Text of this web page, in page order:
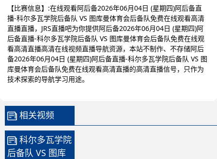
【比赛信息】:在线观看阿后备2026年06月04日 (星期四)阿后备直
播-科尔多瓦学院后备队 VS 图库曼体育会后备队免费在线观看高清
直播直播，JRS直播吧为你提供阿后备2026年06月04日 (星期四)阿
后备直播-科尔多瓦学院后备队 VS 图库曼体育会后备队免费在线观
看高清直播高清在线视频直播导航资源，本站不制作、不存储阿后
备2026年06月04日 (星期四)阿后备直播-科尔多瓦学院后备队 VS 图
库曼体育会后备队免费在线观看高清直播的高清直播信号，只作为
技术探索的导航学习用途。
相关视频
科尔多瓦学院
后备队 VS 图库